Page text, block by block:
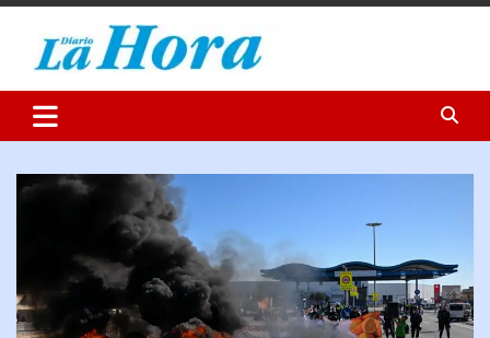
Diario La Hora